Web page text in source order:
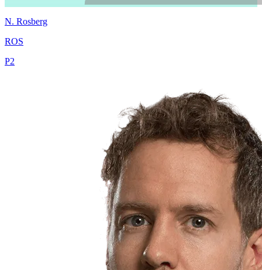
N. Rosberg
ROS
P2